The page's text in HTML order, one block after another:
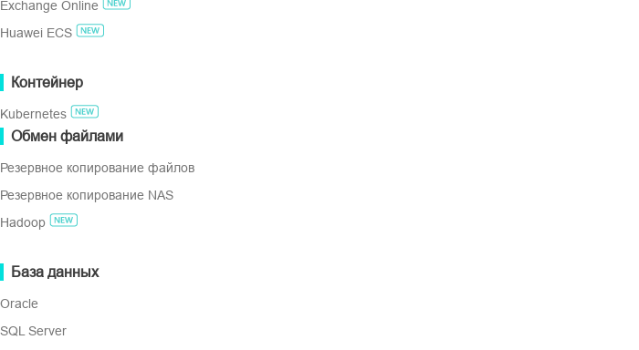
Резервное копирование в облако
ПОПРОБУЙТЕ БЕСПЛАТНО
Бесплатная версия для предприятий
пробный период 60 дней
Exchange Online
Huawei ECS
Контейнер
Kubernetes
Обмен файлами
Резервное копирование файлов
Резервное копирование NAS
Hadoop
База данных
Oracle
SQL Server
после каждого инкрементного копирования, при этом используются только время и
восстановления данных каждая точка резервного копирования рассматривается как